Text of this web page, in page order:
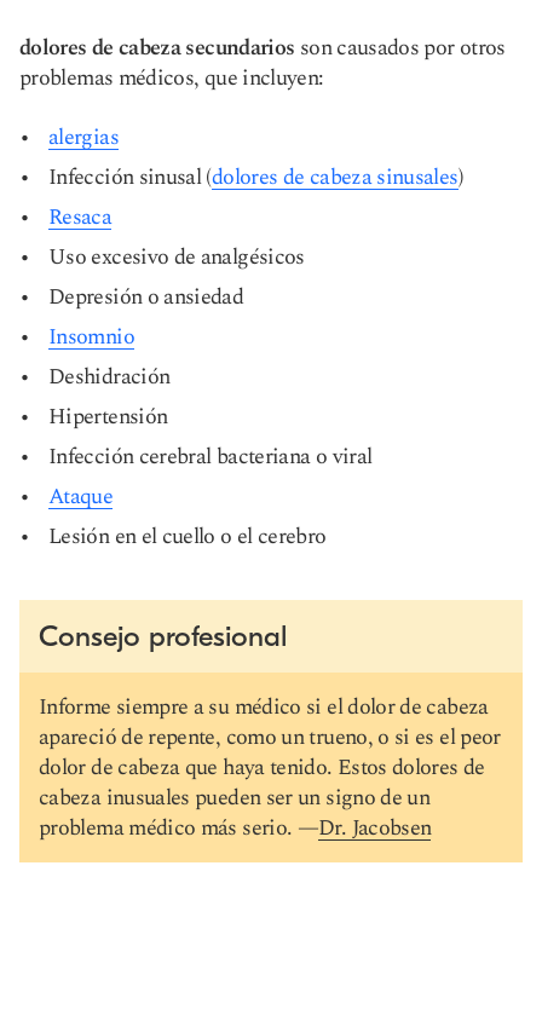
dolores de cabeza secundarios son causados por otros
problemas médicos, que incluyen:
alergias
Infección sinusal (dolores de cabeza sinusales)
Resaca
Uso excesivo de analgésicos
Depresión o ansiedad
Insomnio
Deshidración
Hipertensión
Infección cerebral bacteriana o viral
Ataque
Lesión en el cuello o el cerebro
Consejo profesional
Informe siempre a su médico si el dolor de cabeza
apareció de repente, como un trueno, o si es el peor
dolor de cabeza que haya tenido. Estos dolores de
cabeza inusuales pueden ser un signo de un
problema médico más serio. —Dr. Jacobsen